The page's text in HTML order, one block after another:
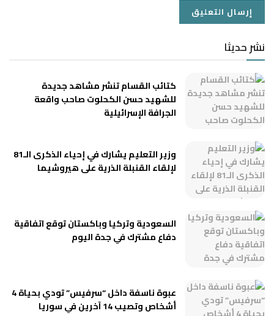
نشر حديثا
كتائب القسام تنشر مشاهد جديدة
للشهيد حسن الكحلوت صاحب واقعة
الجرافة الإسرائيلية
وزير التعليم يشارك في إحياء الذكرى الـ81
لإلقاء القنبلة الذرية على هيروشيما
السعودية وتركيا وباكستان توقع اتفاقية
دفاع مشترك في جدة اليوم
عبوة ناسفة داخل “سرفيس” تودي بحياة 4
أشخاص وتصيب 14 آخرين في سوريا